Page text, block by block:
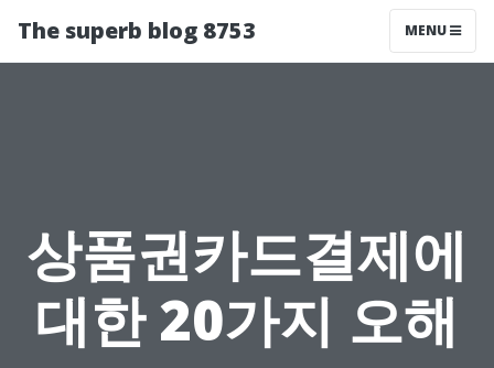
The superb blog 8753 MENU
상품권카드결제에
대한 20가지 오해